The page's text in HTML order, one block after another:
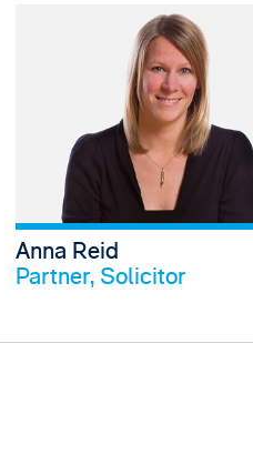
View
Anna Reid
Partner, Solicitor